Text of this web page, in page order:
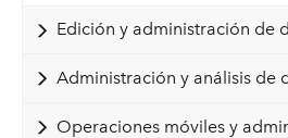
Edición y administración de
Administración y análisis de
Operaciones móviles y